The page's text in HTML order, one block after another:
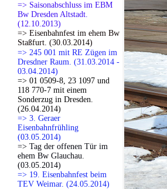
=> Saisonabschluss im EBM
Bw Dresden Altstadt.
(12.10.2013)
=> Eisenbahnfest im ehem Bw
Staßfurt. (30.03.2014)
=> 245 001 mit RE Zügen im
Dresdner Raum. (31.03.2014 -
03.04.2014)
=> 01 0509-8, 23 1097 und
118 770-7 mit einem
Sonderzug in Dresden.
(26.04.2014)
=> 3. Geraer
Eisenbahnfrühling
(03.05.2014)
=> Tag der offenen Tür im
ehem Bw Glauchau.
(03.05.2014)
=> 19. Eisenbahnfest beim
TEV Weimar. (24.05.2014)